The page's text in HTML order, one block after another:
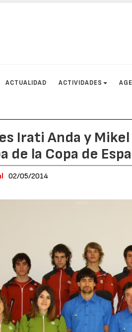
ACTUALIDAD ACTIVIDADES
Irati Anda y
de la Copa de
02/05/2014